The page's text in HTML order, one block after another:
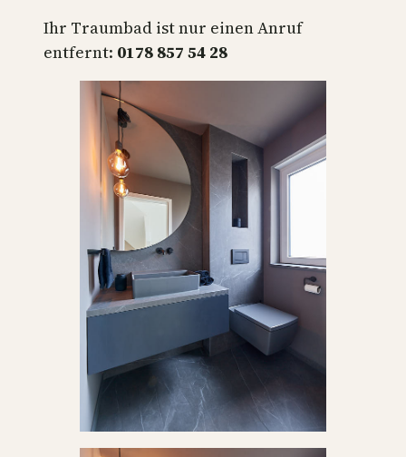
Ihr Traumbad ist nur einen Anruf
entfernt: 0178 857 54 28